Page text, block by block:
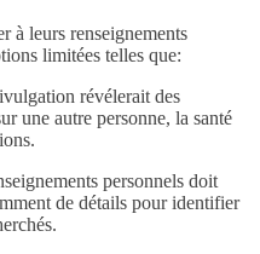
à leurs renseignements
limitées telles que:
révélerait des
une autre personne, la santé
personnels doit
de détails pour identifier